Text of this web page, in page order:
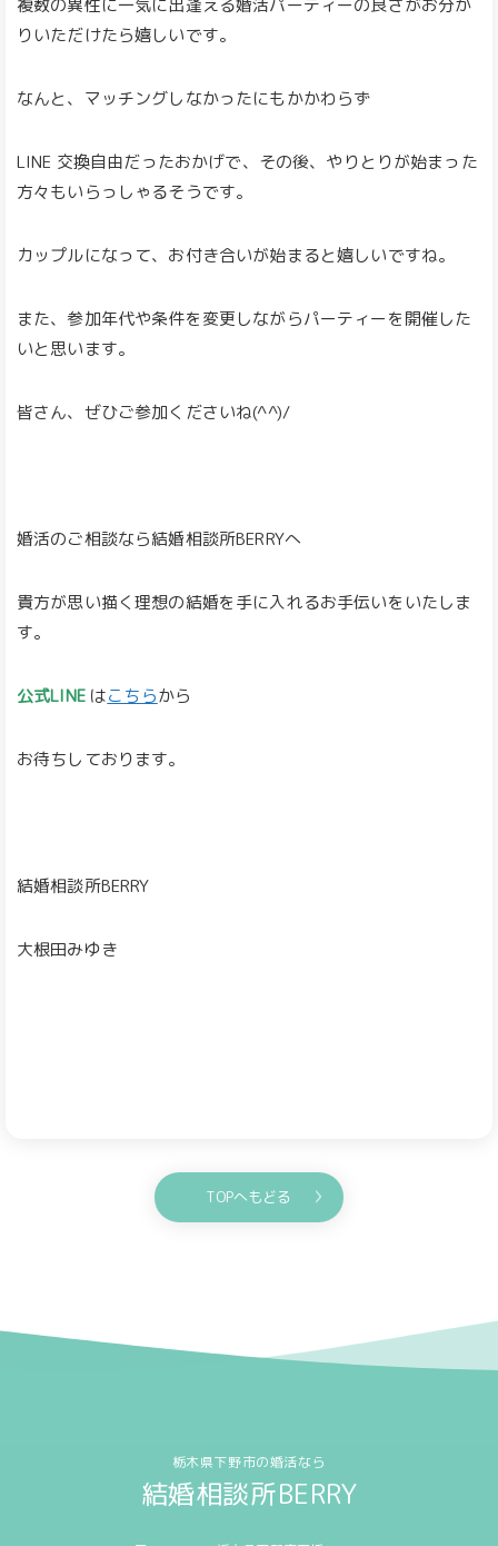
複数の異性に一気に出逢える婚活パーティーの良さがお分か
りいただけたら嬉しいです。
なんと、マッチングしなかったにもかかわらず
LINE 交換自由だったおかげで、その後、やりとりが始まった
方々もいらっしゃるそうです。
カップルになって、お付き合いが始まると嬉しいですね。
また、参加年代や条件を変更しながらパーティーを開催した
いと思います。
皆さん、ぜひご参加くださいね(^^)/
婚活のご相談なら結婚相談所BERRYへ
貴方が思い描く理想の結婚を手に入れるお手伝いをいたしま
す。
公式LINEはこちらから
お待ちしております。
結婚相談所BERRY
大根田みゆき
TOPへもどる
栃木県下野市の婚活なら
結婚相談所BERRY